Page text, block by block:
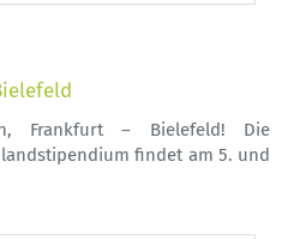
Frankfurt – Bielefeld! Die
findet am 5. und